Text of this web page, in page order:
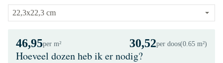
46,95per m² 30,52per doos(0.65 m²)
Hoeveel dozen heb ik er nodig?